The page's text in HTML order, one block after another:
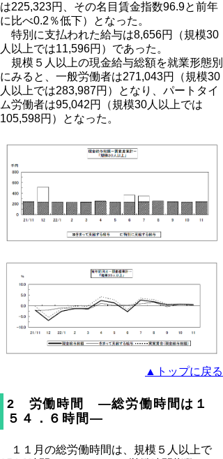
は225,323円、その名目賃金指数96.9と前年
に比べ0.2％低下）となった。
特別に支払われた給与は8,656円（規模30
人以上では11,596円）であった。
規模５人以上の現金給与総額を就業形態別
にみると、一般労働者は271,043円（規模30
人以上では283,987円）となり、パートタイ
ム労働者は95,042円（規模30人以上では
105,598円）となった。
▲トップに戻る
2 労働時間 ―総労働時間は１
５４．６時間―
１１月の総労働時間は、規模５人以上で